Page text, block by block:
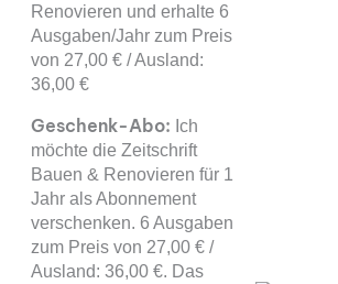
Renovieren und erhalte 6
Ausgaben/Jahr zum Preis
von 27,00 € / Ausland:
36,00 €
Geschenk-Abo: Ich
möchte die Zeitschrift
Bauen & Renovieren für 1
Jahr als Abonnement
verschenken. 6 Ausgaben
zum Preis von 27,00 € /
Ausland: 36,00 €. Das